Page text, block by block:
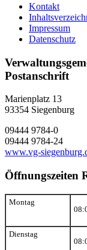
Kontakt
Impressum
Datenschutz
Postanschrift
Marienplatz 13
93354 Siegenburg
09444 9784-0
09444 9784-24
www.vg-
Öffnungszeiten
Montag
Dienstag